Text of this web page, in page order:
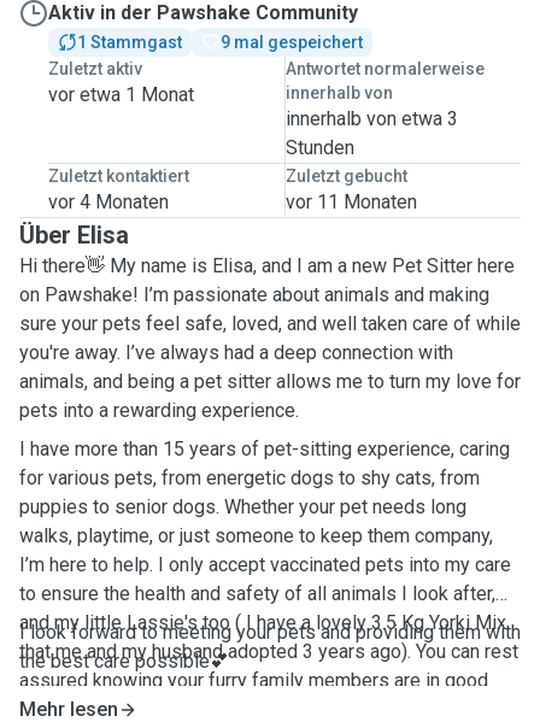
Aktiv in der Pawshake Community
1 Stammgast
9 mal gespeichert
Zuletzt aktiv
vor etwa 1 Monat
Antwortet normalerweise
innerhalb von
innerhalb von etwa 3
Stunden
Zuletzt kontaktiert
vor 4 Monaten
Zuletzt gebucht
vor 11 Monaten
Über Elisa
Hi there👋 My name is Elisa, and I am a new Pet Sitter here
on Pawshake! I’m passionate about animals and making
sure your pets feel safe, loved, and well taken care of while
you're away. I’ve always had a deep connection with
animals, and being a pet sitter allows me to turn my love for
pets into a rewarding experience.
I have more than 15 years of pet-sitting experience, caring
for various pets, from energetic dogs to shy cats, from
puppies to senior dogs. Whether your pet needs long
walks, playtime, or just someone to keep them company,
I’m here to help. I only accept vaccinated pets into my care
to ensure the health and safety of all animals I look after,
and my little Lassie's too ( I have a lovely 3.5 Kg Yorki Mix
that me and my husband adopted 3 years ago). You can rest
assured knowing your furry family members are in good
hands
I look forward to meeting your pets and providing them with
the best care possible💕
Mehr lesen